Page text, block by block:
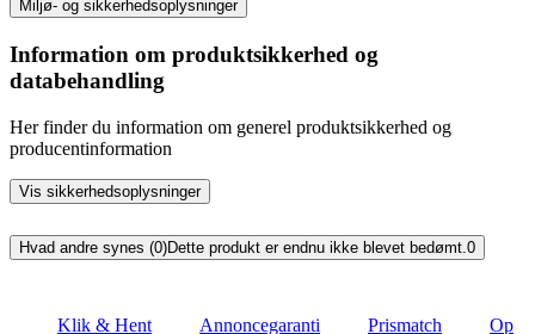
Miljø- og sikkerhedsoplysninger
Information om produktsikkerhed og
databehandling
Her finder du information om generel produktsikkerhed og
producentinformation
Vis sikkerhedsoplysninger
Hvad andre synes (0)Dette produkt er endnu ikke blevet bedømt. 0
Klik & Hent Annoncegaranti Prismatch
Op